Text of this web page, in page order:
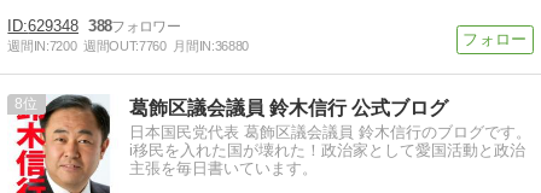
629348 388
週間IN:7200 週間OUT:7760 月間IN:36880
8 葛飾区議会議員 鈴木信行 公式ブログ
日本国民党代表 葛飾区議会議員 鈴木信行のブログです。
i移民を入れた国が壊れた！政治家として愛国活動と政治
主張を毎日書いています。